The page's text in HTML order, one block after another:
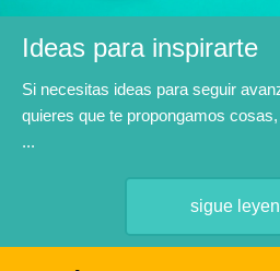
Ideas para inspirarte
Si necesitas ideas para seguir
quieres que te propongamos
...
sigue